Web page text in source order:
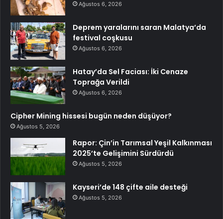
Ağustos 6, 2026
Deprem yaralarını saran Malatya’da
festival coşkusu
Ağustos 6, 2026
Hatay’da Sel Faciası: İki Cenaze
Toprağa Verildi
Ağustos 6, 2026
Cipher Mining hissesi bugün neden düşüyor?
Ağustos 5, 2026
Rapor: Çin’in Tarımsal Yeşil Kalkınması
2025’te Gelişimini Sürdürdü
Ağustos 5, 2026
Kayseri’de 148 çifte aile desteği
Ağustos 5, 2026